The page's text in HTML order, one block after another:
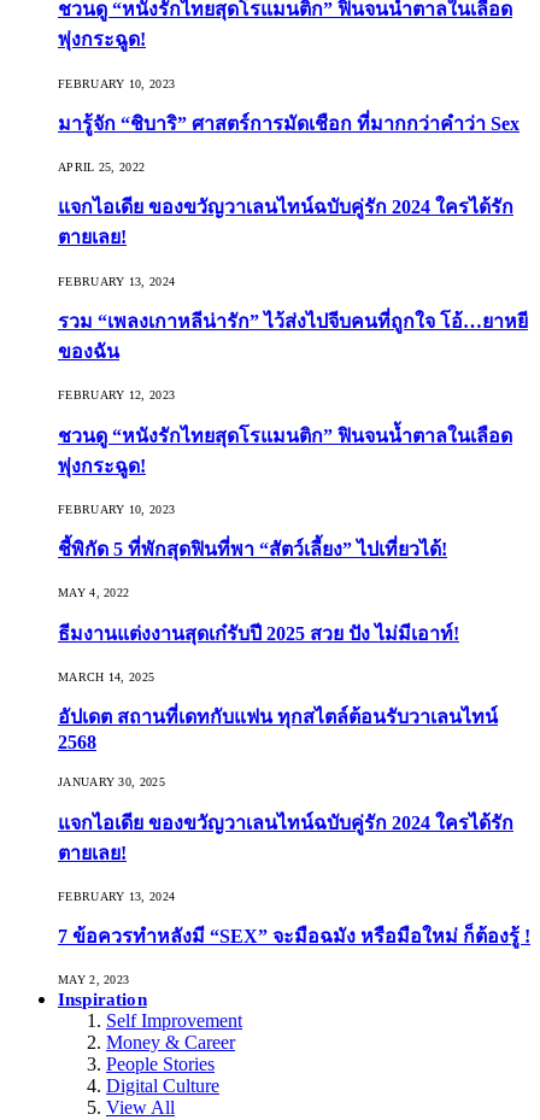
ชวนดู “หนังรักไทยสุดโรแมนติก” ฟินจนน้ำตาลในเลือด
พุ่งกระฉูด!
FEBRUARY 10, 2023
มารู้จัก “ชิบาริ” ศาสตร์การมัดเชือก ที่มากกว่าคำว่า Sex
APRIL 25, 2022
แจกไอเดีย ของขวัญวาเลนไทน์ฉบับคู่รัก 2024 ใครได้รัก
ตายเลย!
FEBRUARY 13, 2024
รวม “เพลงเกาหลีน่ารัก” ไว้ส่งไปจีบคนที่ถูกใจ โอ้…ยาหยี
ของฉัน
FEBRUARY 12, 2023
ชวนดู “หนังรักไทยสุดโรแมนติก” ฟินจนน้ำตาลในเลือด
พุ่งกระฉูด!
FEBRUARY 10, 2023
ชี้พิกัด 5 ที่พักสุดฟินที่พา “สัตว์เลี้ยง” ไปเที่ยวได้!
MAY 4, 2022
ธีมงานแต่งงานสุดเก๋รับปี 2025 สวย ปัง ไม่มีเอาท์!
MARCH 14, 2025
อัปเดต สถานที่เดทกับแฟน ทุกสไตล์ต้อนรับวาเลนไทน์
2568
JANUARY 30, 2025
แจกไอเดีย ของขวัญวาเลนไทน์ฉบับคู่รัก 2024 ใครได้รัก
ตายเลย!
FEBRUARY 13, 2024
7 ข้อควรทำหลังมี “SEX” จะมือฉมัง หรือมือใหม่ ก็ต้องรู้ !
MAY 2, 2023
Inspiration
Self Improvement
Money & Career
People Stories
Digital Culture
View All